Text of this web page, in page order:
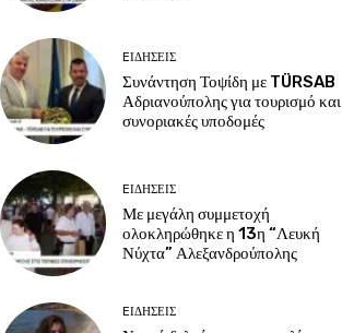
EΙΔΗΣΕΙΣ
Συνάντηση Τοψίδη με TÜRSAB
Αδριανούπολης για τουρισμό και
συνοριακές υποδομές
EΙΔΗΣΕΙΣ
Με μεγάλη συμμετοχή
ολοκληρώθηκε η 13η “Λευκή
Νύχτα” Αλεξανδρούπολης
EΙΔΗΣΕΙΣ